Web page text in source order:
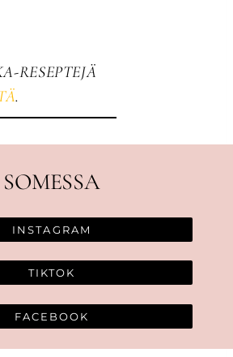
RESEPTEJÄ
.
SOMESSA
INSTAGRAM
TIKTOK
FACEBOOK